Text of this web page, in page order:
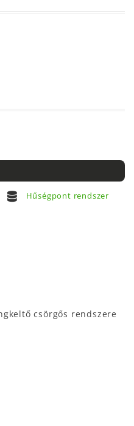
Hűségpont rendszer
csörgős rendszere